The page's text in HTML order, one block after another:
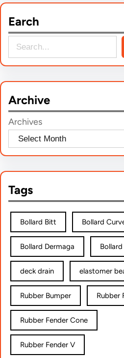
Earch
e
c
h
Archive
Archives
Tags
Bollard Bitt Bollard
Bollard Dermaga Bollard
deck drain elastomer
Rubber Bumper Rubber
Rubber Fender Cone
Rubber Fender V